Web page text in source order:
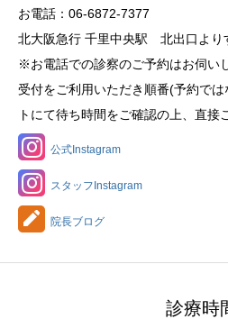
お電話：06-6872-7377
北大阪急行 千里中央駅 北出口より
※お電話での診察のご予約はお伺い
受付をご利用いただき順番(予約で
トにて待ち時間をご確認の上、直接
公式Instagram
スタッフInstagram
院長ブログ
診療時